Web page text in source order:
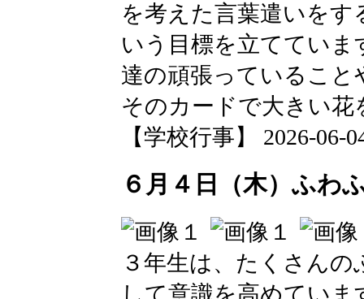
を考えた言葉遣いを
いう目標を立ててい
達の頑張っているこ
そのカードで大きい
【学校行事】 2026-06-
６月４日（木）ふわ
３年生は、たくさん
して意識を高めていま